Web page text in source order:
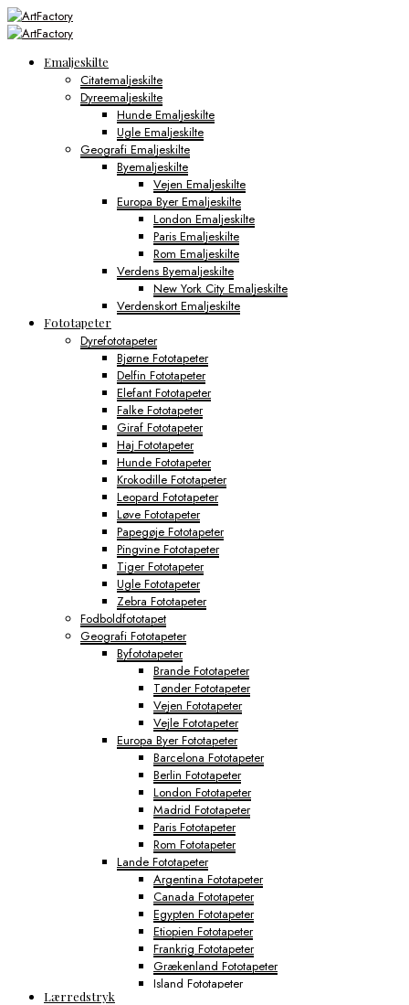
Emaljeskilte
Citatemaljeskilte
Dyreemaljeskilte
Hunde Emaljeskilte
Ugle Emaljeskilte
Geografi Emaljeskilte
Byemaljeskilte
Vejen Emaljeskilte
Europa Byer Emaljeskilte
London Emaljeskilte
Paris Emaljeskilte
Rom Emaljeskilte
Verdens Byemaljeskilte
New York City Emaljeskilte
Verdenskort Emaljeskilte
Fototapeter
Dyrefototapeter
Bjørne Fototapeter
Delfin Fototapeter
Elefant Fototapeter
Falke Fototapeter
Giraf Fototapeter
Haj Fototapeter
Hunde Fototapeter
Krokodille Fototapeter
Leopard Fototapeter
Løve Fototapeter
Papegøje Fototapeter
Pingvine Fototapeter
Tiger Fototapeter
Ugle Fototapeter
Zebra Fototapeter
Fodboldfototapet
Geografi Fototapeter
Byfototapeter
Brande Fototapeter
Tønder Fototapeter
Vejen Fototapeter
Vejle Fototapeter
Europa Byer Fototapeter
Barcelona Fototapeter
Berlin Fototapeter
London Fototapeter
Madrid Fototapeter
Paris Fototapeter
Rom Fototapeter
Lande Fototapeter
Argentina Fototapeter
Canada Fototapeter
Egypten Fototapeter
Etiopien Fototapeter
Frankrig Fototapeter
Grækenland Fototapeter
Island Fototapeter
Lærredstryk